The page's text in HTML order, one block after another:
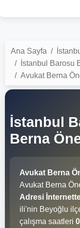
Ana Sayfa
İstanbul Barosu
Avukat Berna
İstanbul
Berna
Avukat Berna
Avukat Berna
Adresi İnternette
ili'nin Beyoğlu
çalışma saatleri